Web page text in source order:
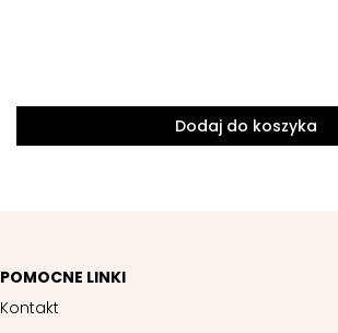
Dodaj do koszyka
POMOCNE LINKI
Kontakt